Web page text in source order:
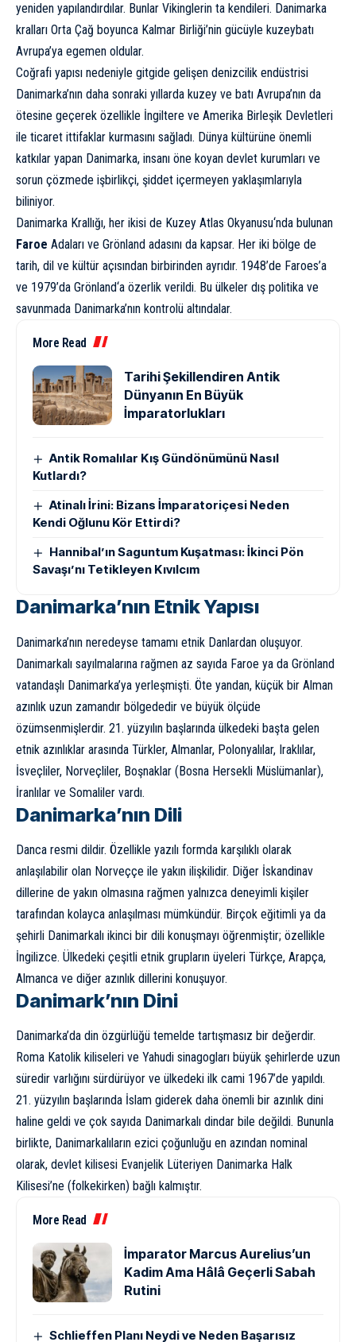
yeniden yapılandırdılar. Bunlar Vikinglerin ta kendileri. Danimarka
kralları Orta Çağ boyunca Kalmar Birliği’nin gücüyle kuzeybatı
Avrupa’ya egemen oldular.
Coğrafi yapısı nedeniyle gitgide gelişen denizcilik endüstrisi
Danimarka’nın daha sonraki yıllarda kuzey ve batı Avrupa’nın da
ötesine geçerek özellikle İngiltere ve Amerika Birleşik Devletleri
ile ticaret ittifaklar kurmasını sağladı. Dünya kültürüne önemli
katkılar yapan Danimarka, insanı öne koyan devlet kurumları ve
sorun çözmede işbirlikçi, şiddet içermeyen yaklaşımlarıyla
biliniyor.
Danimarka Krallığı, her ikisi de Kuzey Atlas Okyanusu‘nda bulunan
Faroe Adaları ve Grönland adasını da kapsar. Her iki bölge de
tarih, dil ve kültür açısından birbirinden ayrıdır. 1948’de Faroes’a
ve 1979’da Grönland‘a özerlik verildi. Bu ülkeler dış politika ve
savunmada Danimarka’nın kontrolü altındalar.
More Read
Tarihi Şekillendiren Antik
Dünyanın En Büyük
İmparatorlukları
Antik Romalılar Kış Gündönümünü Nasıl
Kutlardı?
Atinalı İrini: Bizans İmparatoriçesi Neden
Kendi Oğlunu Kör Ettirdi?
Hannibal’ın Saguntum Kuşatması: İkinci Pön
Savaşı’nı Tetikleyen Kıvılcım
Danimarka’nın Etnik Yapısı
Danimarka’nın neredeyse tamamı etnik Danlardan oluşuyor.
Danimarkalı sayılmalarına rağmen az sayıda Faroe ya da Grönland
vatandaşlı Danimarka’ya yerleşmişti. Öte yandan, küçük bir Alman
azınlık uzun zamandır bölgededir ve büyük ölçüde
özümsenmişlerdir. 21. yüzyılın başlarında ülkedeki başta gelen
etnik azınlıklar arasında Türkler, Almanlar, Polonyalılar, Iraklılar,
İsveçliler, Norveçliler, Boşnaklar (Bosna Hersekli Müslümanlar),
İranlılar ve Somaliler vardı.
Danimarka’nın Dili
Danca resmi dildir. Özellikle yazılı formda karşılıklı olarak
anlaşılabilir olan Norveççe ile yakın ilişkilidir. Diğer İskandinav
dillerine de yakın olmasına rağmen yalnızca deneyimli kişiler
tarafından kolayca anlaşılması mümkündür. Birçok eğitimli ya da
şehirli Danimarkalı ikinci bir dili konuşmayı öğrenmiştir; özellikle
İngilizce. Ülkedeki çeşitli etnik grupların üyeleri Türkçe, Arapça,
Almanca ve diğer azınlık dillerini konuşuyor.
Danimark’nın Dini
Danimarka’da din özgürlüğü temelde tartışmasız bir değerdir.
Roma Katolik kiliseleri ve Yahudi sinagogları büyük şehirlerde uzun
süredir varlığını sürdürüyor ve ülkedeki ilk cami 1967’de yapıldı.
21. yüzyılın başlarında İslam giderek daha önemli bir azınlık dini
haline geldi ve çok sayıda Danimarkalı dindar bile değildi. Bununla
birlikte, Danimarkalıların ezici çoğunluğu en azından nominal
olarak, devlet kilisesi Evanjelik Lüteriyen Danimarka Halk
Kilisesi’ne (folkekirken) bağlı kalmıştır.
More Read
İmparator Marcus Aurelius’un
Kadim Ama Hâlâ Geçerli Sabah
Rutini
Schlieffen Planı Neydi ve Neden Başarısız